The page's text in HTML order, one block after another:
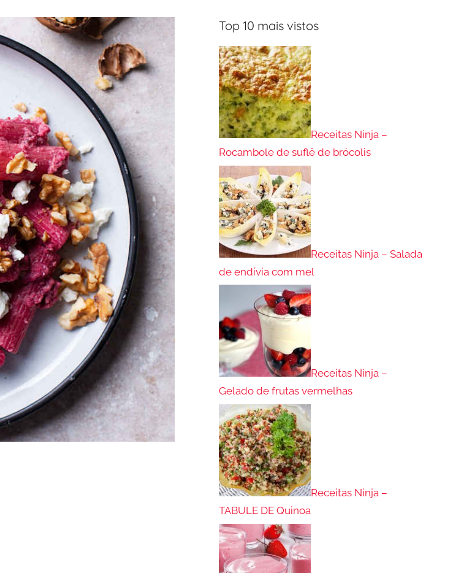
Top 10 mais vistos
Receitas Ninja –
Rocambole de suflê de brócolis
Receitas Ninja – Salada
de endívia com mel
Receitas Ninja –
Gelado de frutas vermelhas
Receitas Ninja –
TABULE DE Quinoa